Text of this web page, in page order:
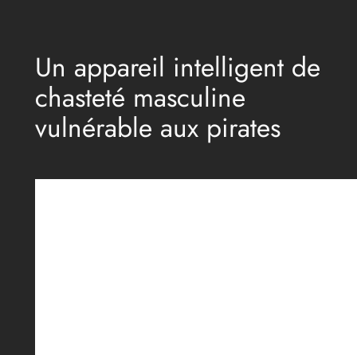
contenuUn appareil intelligent de
chasteté masculine
vulnérable aux pirates